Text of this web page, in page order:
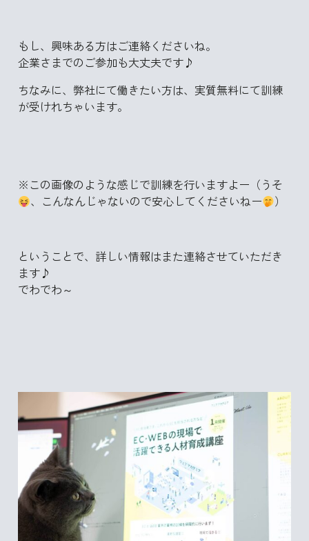
もし、興味ある方はご連絡くださいね。
企業さまでのご参加も大丈夫です♪
ちなみに、弊社にて働きたい方は、実質無料にて訓練
が受けれちゃいます。
※この画像のような感じで訓練を行いますよー（うそ
、こんなんじゃないので安心してくださいねー
）
ということで、詳しい情報はまた連絡させていただき
ます♪
でわでわ～